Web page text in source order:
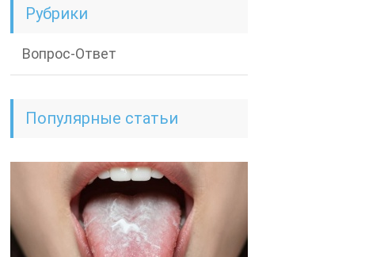
Рубрики
Вопрос-Ответ
Популярные статьи